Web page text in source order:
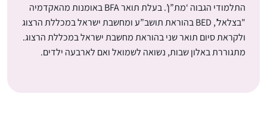
התלמודי הגבוה ‘מת”ן’. בעלת תואר BFA באומנות מהאקדמיה
"בצלאל’, BED בהוראת תושב”ע ומחשבת ישראל במכללת הרצוג
ולקראת סיום תואר שני בהוראת מחשבת ישראל במכללת הרצוג.
מתגוררת באלון שבות, נשואה לשמואל ואם לארבעה ילדים.